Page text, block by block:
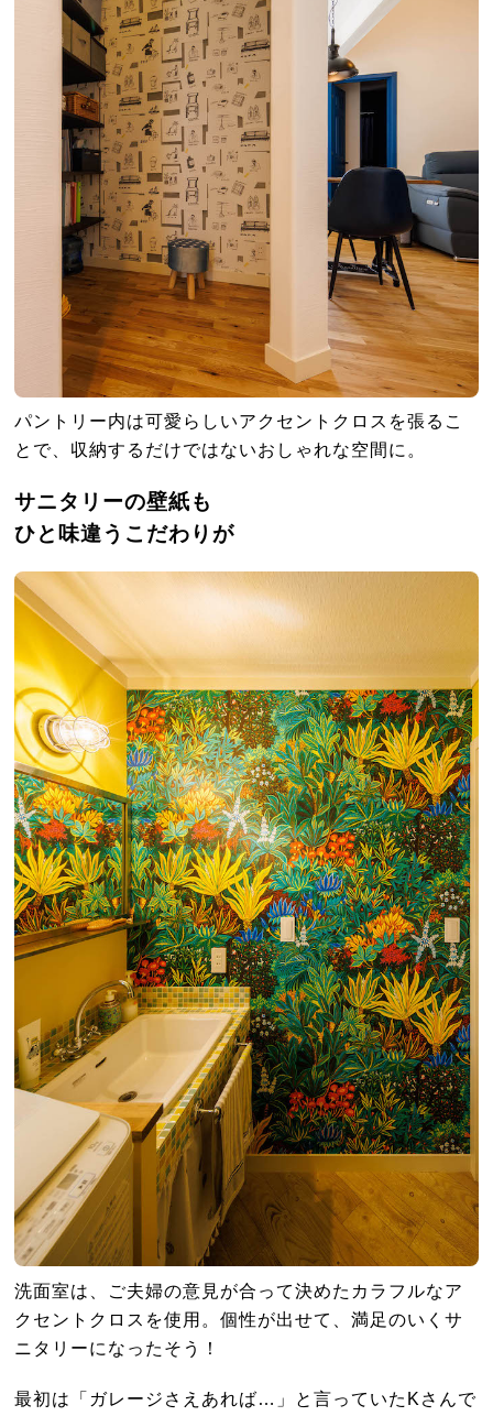
パントリー内は可愛らしいアクセントクロスを張るこ
とで、収納するだけではないおしゃれな空間に。
サニタリーの壁紙も
ひと味違うこだわりが
洗面室は、ご夫婦の意見が合って決めたカラフルなア
クセントクロスを使用。個性が出せて、満足のいくサ
ニタリーになったそう！
最初は「ガレージさえあれば… 」と言っていた K さんで